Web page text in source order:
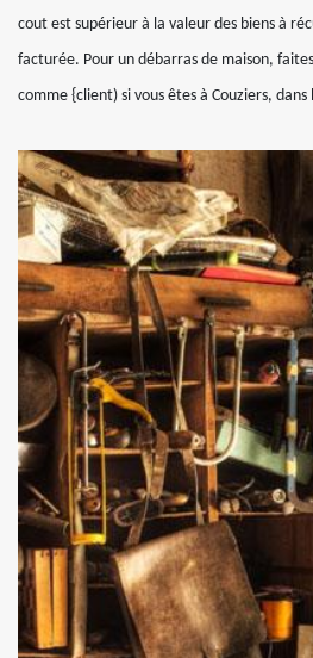
cout est supérieur à la valeur des biens à
facturée. Pour un débarras de maison,
comme {client) si vous êtes à Couziers, dans